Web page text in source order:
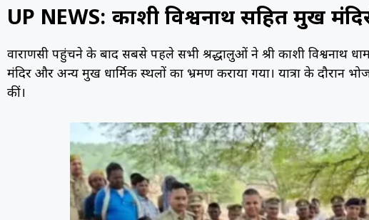
UP NEWS: काशी विश्वनाथ सहित प्रमुख
वाराणसी पहुंचने के बाद सबसे पहले सभी श्रद्धालुओं ने श्री काशी विश्वनाथ
मंदिर और अन्य प्रमुख धार्मिक स्थलों का भ्रमण कराया गया। यात्रा के दौरान
कीं।